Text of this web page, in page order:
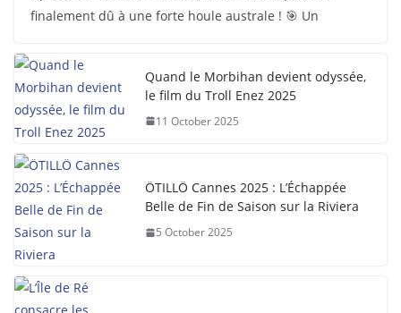
finalement dû à une forte houle australe ! 🎯 Un
Quand le Morbihan devient odyssée,
le film du Troll Enez 2025
11 October 2025
ÖTILLÖ Cannes 2025 : L’Échappée
Belle de Fin de Saison sur la Riviera
5 October 2025